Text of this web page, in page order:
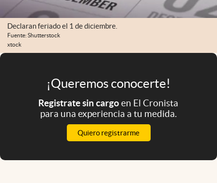
Declaran feriado el 1 de diciembre.
Fuente: Shutterstock
xtock
¡Queremos conocerte!
Registrate sin cargoen El Cronista
para una experiencia a tu medida.
Quiero registrarme